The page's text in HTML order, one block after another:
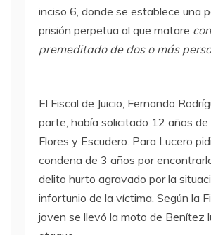
inciso 6, donde se establece una
prisión perpetua al que matare
premeditado de dos o más
El Fiscal de Juicio, Fernando
parte, había solicitado 12 años de
Flores y Escudero. Para Lucero
condena de 3 años por
delito hurto agravado por la
infortunio de la víctima. Según la
joven se llevó la moto de Benítez